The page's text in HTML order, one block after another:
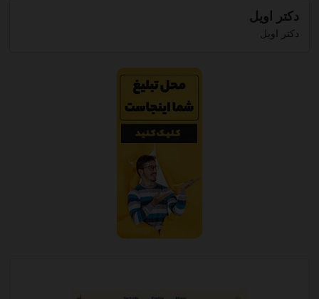
دکتر اویل
دکتر اویل